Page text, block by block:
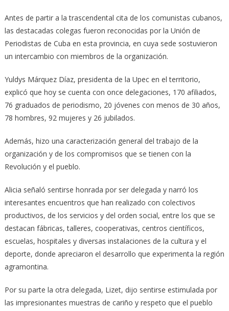
Antes de partir a la trascendental cita de los comunistas cubanos,
las destacadas colegas fueron reconocidas por la Unión de
Periodistas de Cuba en esta provincia, en cuya sede sostuvieron
un intercambio con miembros de la organización.
Yuldys Márquez Díaz, presidenta de la Upec en el territorio,
explicó que hoy se cuenta con once delegaciones, 170 afiliados,
76 graduados de periodismo, 20 jóvenes con menos de 30 años,
78 hombres, 92 mujeres y 26 jubilados.
Además, hizo una caracterización general del trabajo de la
organización y de los compromisos que se tienen con la
Revolución y el pueblo.
Alicia señaló sentirse honrada por ser delegada y narró los
interesantes encuentros que han realizado con colectivos
productivos, de los servicios y del orden social, entre los que se
destacan fábricas, talleres, cooperativas, centros científicos,
escuelas, hospitales y diversas instalaciones de la cultura y el
deporte, donde apreciaron el desarrollo que experimenta la región
agramontina.
Por su parte la otra delegada, Lizet, dijo sentirse estimulada por
las impresionantes muestras de cariño y respeto que el pueblo